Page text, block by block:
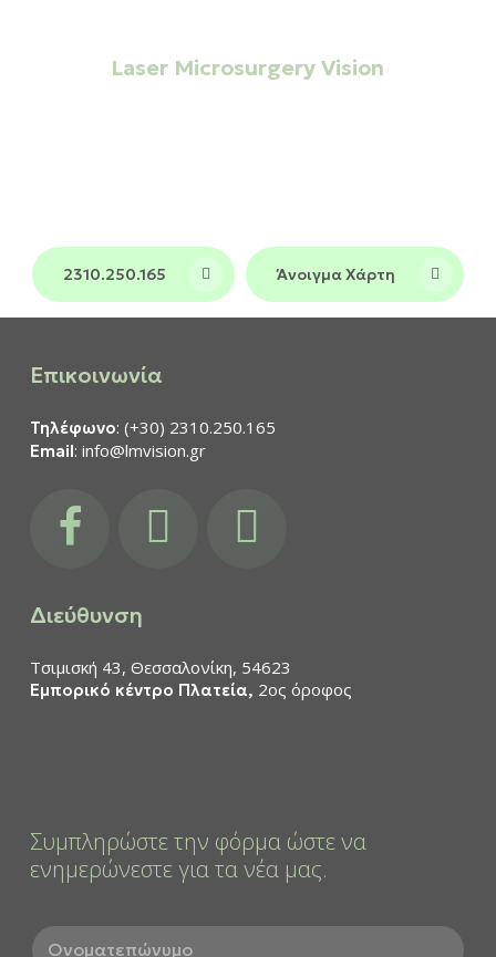
Laser Microsurgery Vision
2310.250.165 Άνοιγμα Χάρτη
Επικοινωνία
Τηλέφωνο: (+30) 2310.250.165
Email: info@lmvision.gr
Διεύθυνση
Τσιμισκή 43, Θεσσαλονίκη, 54623
Εμπορικό κέντρο Πλατεία, 2ος όροφος
Συμπληρώστε την φόρμα ώστε να
ενημερώνεστε για τα νέα μας.
Ο